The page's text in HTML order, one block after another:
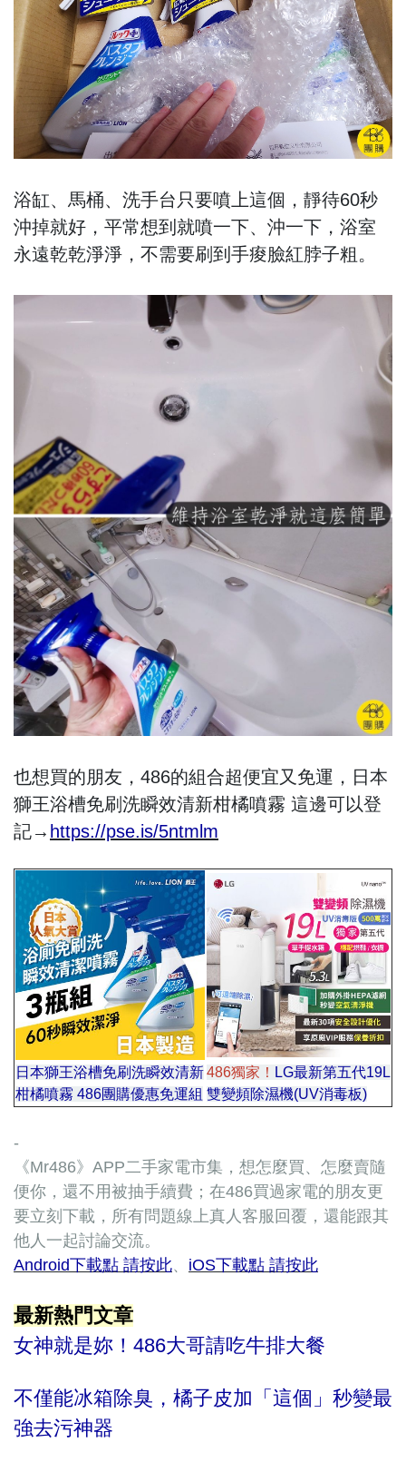
浴缸、馬桶、洗手台只要噴上這個，靜待60秒
沖掉就好，平常想到就噴一下、沖一下，浴室
永遠乾乾淨淨，不需要刷到手痠臉紅脖子粗。
也想買的朋友，486的組合超便宜又免運，日本
獅王浴槽免刷洗瞬效清新柑橘噴霧 這邊可以登
記→ https://pse.is/5ntmlm
日本獅王浴槽免刷洗瞬效清新
柑橘噴霧 486團購優惠免運組
486獨家！ LG最新第五代19L
雙變頻除濕機(UV消毒板)
-
《Mr486》APP二手家電市集，想怎麼買、怎麼賣隨
便你，還不用被抽手續費；在486買過家電的朋友更
要立刻下載，所有問題線上真人客服回覆，還能跟其
他人一起討論交流。
Android下載點 請按此、 iOS下載點 請按此
最新熱門文章
女神就是妳！486大哥請吃牛排大餐
不僅能冰箱除臭，橘子皮加「這個」秒變最
強去污神器